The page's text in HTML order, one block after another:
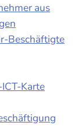
aus
Beschäftigte
Karte